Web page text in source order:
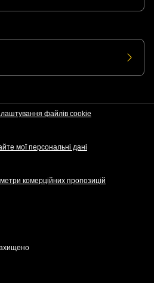
файлів​ cookie
мої персональні дані
комерційних пропозицій